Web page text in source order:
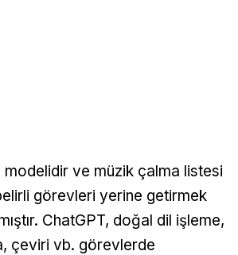
modelidir ve müzik çalma listesi
görevleri yerine getirmek
ChatGPT, doğal dil işleme,
çeviri vb. görevlerde